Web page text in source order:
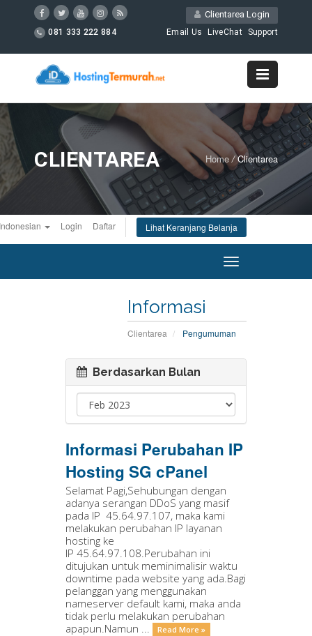
Clientarea Login
081 333 222 884 Email Us LiveChat Support
CLIENTAREA Home / Clientarea
Login Daftar Lihat Keranjang Belanja
Toggle
navigation
Informasi
Clientarea Pengumuman
Berdasarkan Bulan
Informasi Perubahan IP
Hosting SG cPanel
Selamat Pagi,Sehubungan dengan
adanya serangan DDoS yang masif
pada IP 45.64.97.107, maka kami
melakukan perubahan IP layanan
hosting ke
IP 45.64.97.108.Perubahan ini
ditujukan untuk meminimalisir waktu
downtime pada website yang ada.Bagi
pelanggan yang menggunakan
nameserver default kami, maka anda
tidak perlu melakukan perubahan
apapun.Namun ...
Read More »